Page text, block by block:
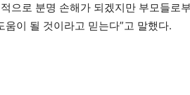
으로 분명 손해가 되겠지만 부모들로
움이 될 것이라고 믿는다”고 말했다.